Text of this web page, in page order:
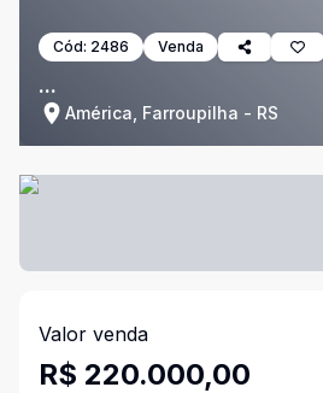
Cód: 2486 Venda
...
América, Farroupilha - RS
Valor venda
R$ 220.000,00